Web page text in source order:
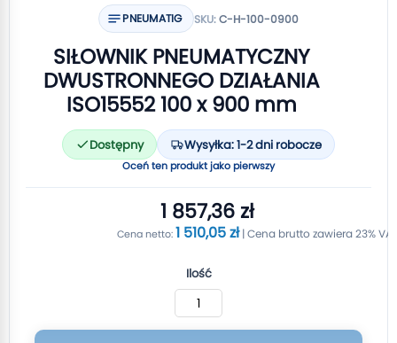
PNEUMATIG SKU:C-H-100-0900
SIŁOWNIK PNEUMATYCZNY
DWUSTRONNEGO DZIAŁANIA
ISO15552 100 x 900 mm
Dostępny Wysyłka: 1-2 dni robocze
Oceń ten produkt jako pierwszy
1 857,36 zł
1 510,05 zł
Ilość